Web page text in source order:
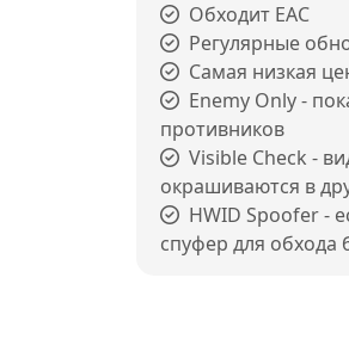
Обходит EAC
Регулярные
Самая низкая
Enemy Only -
противников
Visible Check -
окрашиваются в
HWID Spoofer -
спуфер для обхода